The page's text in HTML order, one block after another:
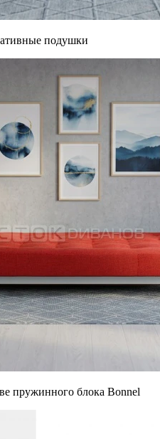
подушки
пружинного блока Bonnel